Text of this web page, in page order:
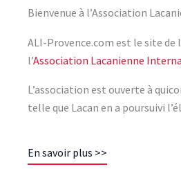
Bienvenue à l’Association
ALI-Provence.com est le site
l’Association Lacanienne
L’association est ouverte à
telle que Lacan en a poursuivi
En savoir plus >>